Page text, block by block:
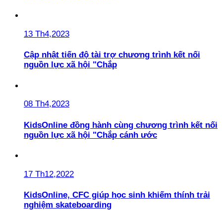
13 Th4,2023
Cập nhật tiến độ tài trợ chương trình kết nối
nguồn lực xã hội "Chắp
08 Th4,2023
KidsOnline đồng hành cùng chương trình kết nối
nguồn lực xã hội "Chắp cánh ước
17 Th12,2022
KidsOnline, CFC giúp học sinh khiếm thính trải
nghiệm skateboarding